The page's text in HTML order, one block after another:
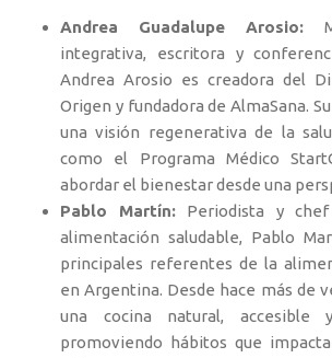
Andrea Guadalupe Arosio:
integrativa, escritora y
Andrea Arosio es creadora del
Origen y fundadora de AlmaSana.
una visión regenerativa de la
como el Programa Médico
abordar el bienestar desde una
Pablo Martín: Periodista y chef
alimentación saludable, Pablo
principales referentes de la
en Argentina. Desde hace más de
una cocina natural, accesible
promoviendo hábitos que